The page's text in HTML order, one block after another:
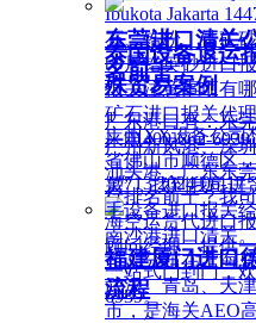
东莞进口清关
名前十
广东港口有：东
广州新风港、深
汕头港，广东东
行排名前十？我
海空运货代进口
顾问经理，提供
一站式门到门，
6939。
Ibukota Jakarta
石、锆粉、锆矿
印尼锆英砂进口
报关注意事项有
矿石进口报关代
来电400-662-6939
넶713 2024-06-17
福建厦门进口
流程
泰国设备退运
殊贸易案例
广州XX设备公司
省佛山市顺德区
关”，找到我司进
手设备进口报关
南沙港进口清关
司，分布在上海
武汉、青岛、天
市，是海关AEO